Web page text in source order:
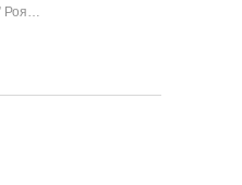
Роя…